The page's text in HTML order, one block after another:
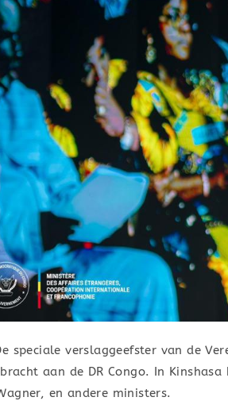
De speciale verslaggeefster van de
aan de DR Congo. In
en andere ministers.